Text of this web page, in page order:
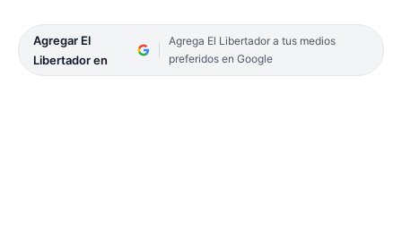
Agregar El
Libertador en
Agrega El Libertador a tus medios
preferidos en Google